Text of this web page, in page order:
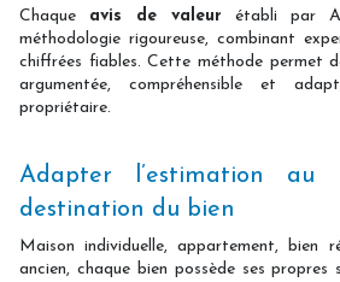
Chaque avis de valeur établi par
méthodologie rigoureuse, combinant
chiffrées fiables. Cette méthode permet
argumentée, compréhensible et
propriétaire.
Adapter l’estimation
destination du bien
Maison individuelle, appartement, bien
ancien, chaque bien possède ses